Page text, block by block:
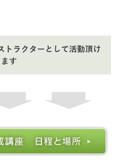
トラクターとして活動頂け
ます